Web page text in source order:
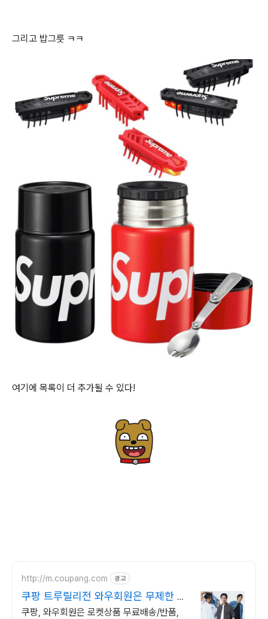
그리고 밥그릇 ㅋㅋ
여기에 목록이 더 추가될 수 있다!
http://m.coupang.com 광고
쿠팡 트루릴리전 와우회원은 무제한 무
료 배송
쿠팡, 와우회원은 로켓상품 무료배송/반품,